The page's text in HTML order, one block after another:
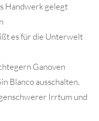
Handwerk gelegt
es für die Unterwelt
Ganoven
Blanco ausschalten.
Irrtum und